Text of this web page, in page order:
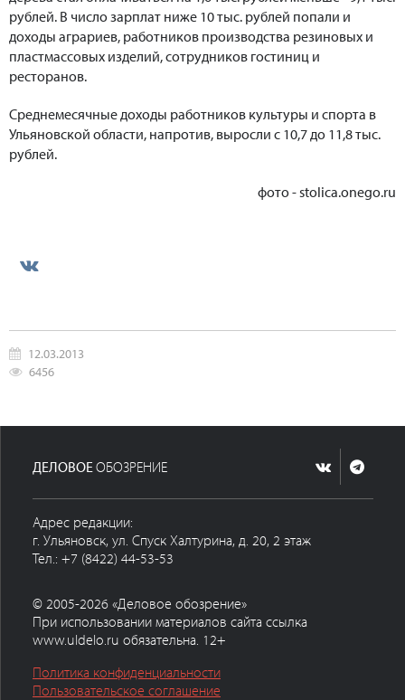
рублей. В число зарплат ниже 10 тыс. рублей попали и
доходы аграриев, работников производства резиновых и
пластмассовых изделий, сотрудников гостиниц и
ресторанов.
Среднемесячные доходы работников культуры и спорта в
Ульяновской области, напротив, выросли с 10,7 до 11,8 тыс.
рублей.
фото - stolica.onego.ru
12.03.2013
6456
ДЕЛОВОЕОБОЗРЕНИЕ
Адрес редакции:
г. Ульяновск, ул. Спуск Халтурина, д. 20, 2 этаж
Тел.: +7 (8422) 44-53-53
© 2005-2026 «Деловое обозрение»
При использовании материалов сайта ссылка
www.uldelo.ru обязательна. 12+
Политика конфиденциальности
Пользовательское соглашение